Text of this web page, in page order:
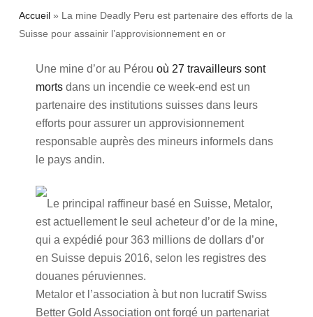
Accueil» La mine Deadly Peru est partenaire des efforts de la
Suisse pour assainir l’approvisionnement en or
Une mine d’or au Pérou où 27 travailleurs sont
mortsdans un incendie ce week-end est un
partenaire des institutions suisses dans leurs
efforts pour assurer un approvisionnement
responsable auprès des mineurs informels dans
le pays andin.
Le principal raffineur basé en Suisse, Metalor,
est actuellement le seul acheteur d’or de la mine,
qui a expédié pour 363 millions de dollars d’or
en Suisse depuis 2016, selon les registres des
douanes péruviennes.
Metalor et l’association à but non lucratif Swiss
Better Gold Association ont forgé un partenariat